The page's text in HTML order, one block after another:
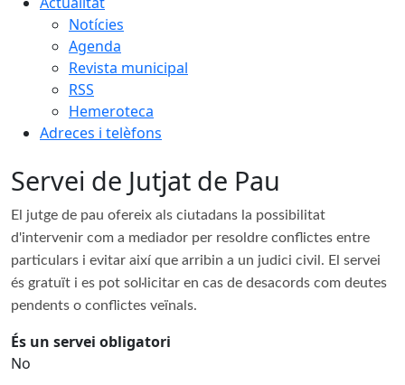
Notícies
Agenda
Revista municipal
RSS
Hemeroteca
Adreces i telèfons
Servei de Jutjat de Pau
El jutge de pau ofereix als ciutadans la possibilitat
d'intervenir com a mediador per resoldre conflictes entre
particulars i evitar així que arribin a un judici civil. El servei
és gratuït i es pot sol·licitar en cas de desacords com deutes
pendents o conflictes veïnals.
És un servei obligatori
No